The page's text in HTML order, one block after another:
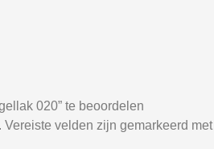
020” te beoordelen
Vereiste velden zijn gemarkeerd met